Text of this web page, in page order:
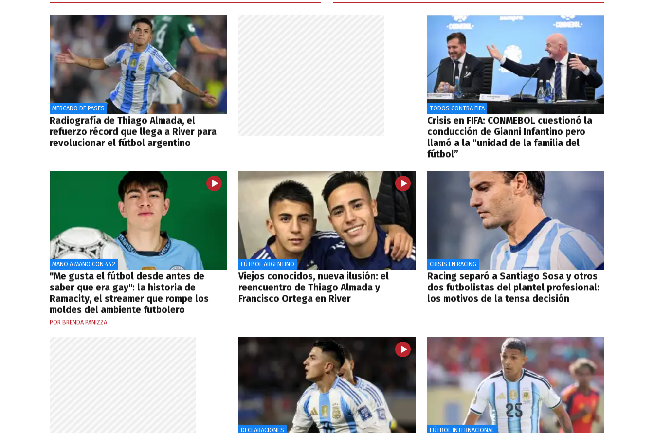
MERCADO DE PASES
Radiografía de Thiago Almada, el
refuerzo récord que llega a River para
revolucionar el fútbol argentino
TODOS CONTRA FIFA
Crisis en FIFA: CONMEBOL cuestionó la
conducción de Gianni Infantino pero
llamó a la “unidad de la familia del
fútbol”
MANO A MANO CON 442
"Me gusta el fútbol desde antes de
saber que era gay": la historia de
Ramacity, el streamer que rompe los
moldes del ambiente futbolero
POR BRENDA PANIZZA
FÚTBOL ARGENTINO
Viejos conocidos, nueva ilusión: el
reencuentro de Thiago Almada y
Francisco Ortega en River
CRISIS EN RACING
Racing separó a Santiago Sosa y otros
dos futbolistas del plantel profesional:
los motivos de la tensa decisión
DECLARACIONES FÚTBOL INTERNACIONAL